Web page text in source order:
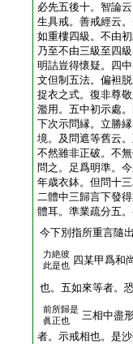
必先五後十。智論
生具戒。善戒經云
如重樓四級。不由
乃至不由三級至四
明詰豈得懷疑。四
文但制五法。偏袒
捉衣之式。復非尊
濫用。五中初示處
下次示問縁。立勝
境。及問遮等舊云
不然雖非正破。不
問之。足爲明準。
年歳衣鉢。但問十
二體中三歸言下發
體耳。準業疏分五
今下別指所重言隨
力絶彼
此是也 四某甲爲和
也。五如來等者。
前所歸是
眞正也
三相中盡
者。示戒相也。是